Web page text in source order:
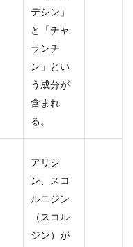
デシン」
と「チャ
ランチ
ン」とい
う成分が
含まれ
る。
アリシ
ン、スコ
ルニジン
（スコル
ジン）が